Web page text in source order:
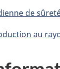
de
au